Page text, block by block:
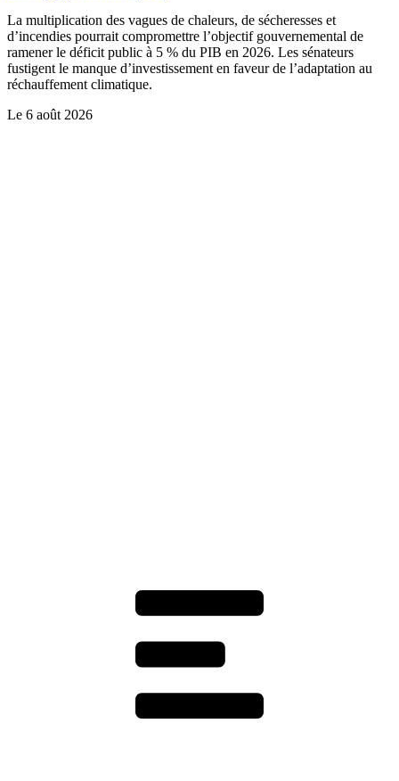
La multiplication des vagues de chaleurs, de sécheresses et
d’incendies pourrait compromettre l’objectif gouvernemental de
ramener le déficit public à 5 % du PIB en 2026. Les sénateurs
fustigent le manque d’investissement en faveur de l’adaptation au
réchauffement climatique.
Le 6 août 2026